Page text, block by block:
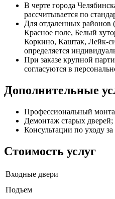
В черте города
рассчитывается по
Для отдаленных районов
Красное поле, Белый
Коркино, Каштак, Лейк-
определяется
При заказе крупной
согласуются в
Дополнительные
Профессиональный
Демонтаж старых дверей;
Консультации по уходу
Стоимость услуг
Входные двери
Подъем